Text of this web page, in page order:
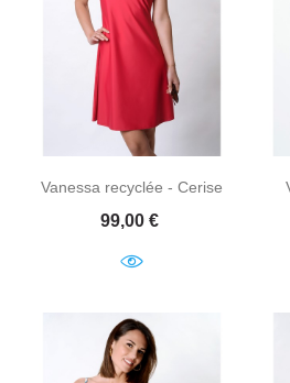
Vanessa recyclée - Cerise
Prix
99,00 €